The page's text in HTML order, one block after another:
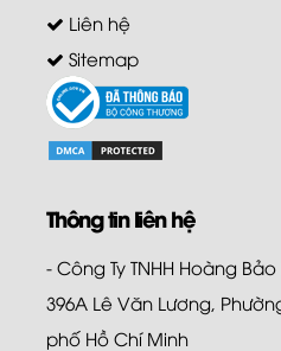
Liên hệ
Sitemap
Thông tin liên hệ
- Công Ty TNHH Hoàng
396A Lê Văn Lương,
phố Hồ Chí Minh